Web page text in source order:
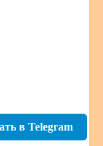
в Telegram